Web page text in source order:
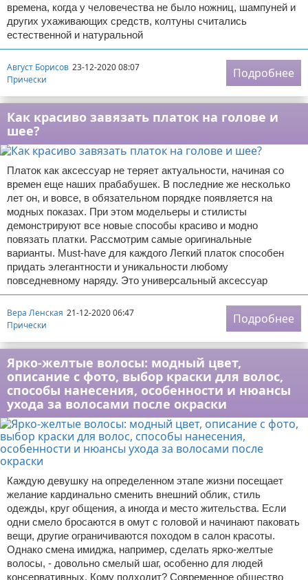
времена, когда у человечества не было ножниц, шампуней и
других ухаживающих средств, колтуны считались
естественной и натуральной
Август Борисов 23-12-2020 08:07
Прически
Подробнее
Как красиво завязать платок на голове и
шее?
Платок как аксессуар не теряет актуальности, начиная со
времен еще наших прабабушек. В последние же несколько
лет он, и вовсе, в обязательном порядке появляется на
модных показах. При этом модельеры и стилисты
демонстрируют все новые способы красиво и модно
повязать платки. Рассмотрим самые оригинальные
варианты. Must-have для каждого Легкий платок способен
придать элегантности и уникальности любому
повседневному наряду. Это универсальный аксессуар
Вера Ленская 21-12-2020 06:47
Прически
Подробнее
Ярко-желтые волосы: модный цвет,
описание с фото, выбор краски для волос,
способы нанесения, особенности и нюансы
ухода за волосами после окраски
Каждую девушку на определенном этапе жизни посещает
желание кардинально сменить внешний облик, стиль
одежды, круг общения, а иногда и место жительства. Если
одни смело бросаются в омут с головой и начинают паковать
вещи, другие ограничиваются походом в салон красоты.
Однако смена имиджа, например, сделать ярко-желтые
волосы, - довольно смелый шаг, особенно для людей
консервативных. Кому подходит? Современное общество